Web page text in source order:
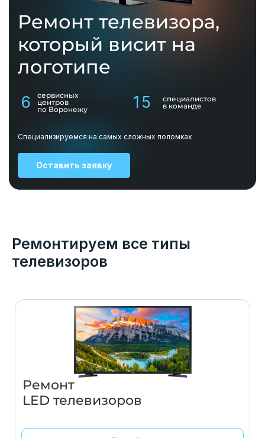
Ремонт телевизора,
который висит на
логотипе
6
сервисных
центров
по Воронежу
15
специалистов
в команде
Специализируемся на самых сложных поломках
Оставить заявку
Ремонтируем все типы
телевизоров
Ремонт
LED телевизоров